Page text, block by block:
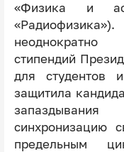
«Физика и
стипендий
для студентов
защитила
синхронизацию
предельным